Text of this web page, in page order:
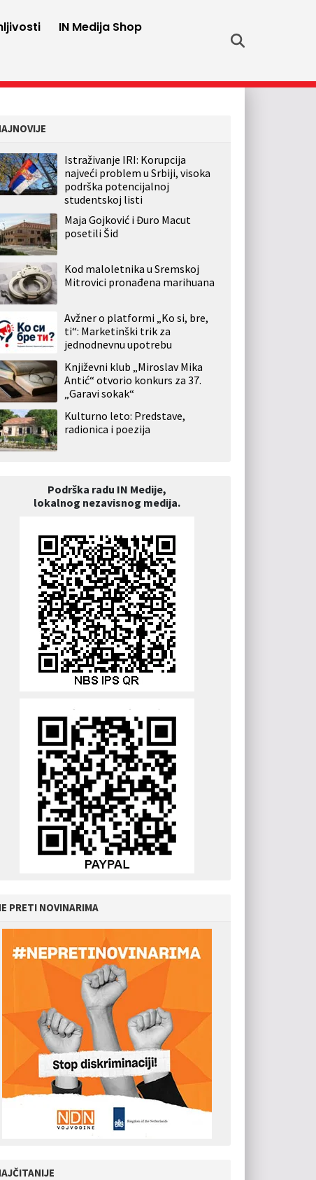
IN Medija Shop
Istraživanje IRI: Korupcija
najveći problem u Srbiji, visoka
podrška potencijalnoj
studentskoj listi
Maja Gojković i Đuro Macut
posetili Šid
Kod maloletnika u Sremskoj
Mitrovici pronađena marihuana
Avžner o platformi „Ko si, bre,
ti“: Marketinški trik za
jednodnevnu upotrebu
Književni klub „Miroslav Mika
Antić“ otvorio konkurs za 37.
„Garavi sokak“
Kulturno leto: Predstave,
radionica i poezija
Podrška radu IN Medije,
lokalnog nezavisnog medija.
PRETI NOVINARIMA